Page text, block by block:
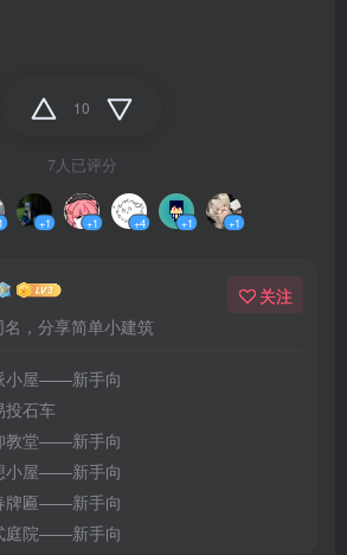
10
7人已评分
+1 +1 +4 +1 +1
，分享简单小建筑
关注
小屋——新手向
投石车
教堂——新手向
小屋——新手向
牌匾——新手向
庭院——新手向